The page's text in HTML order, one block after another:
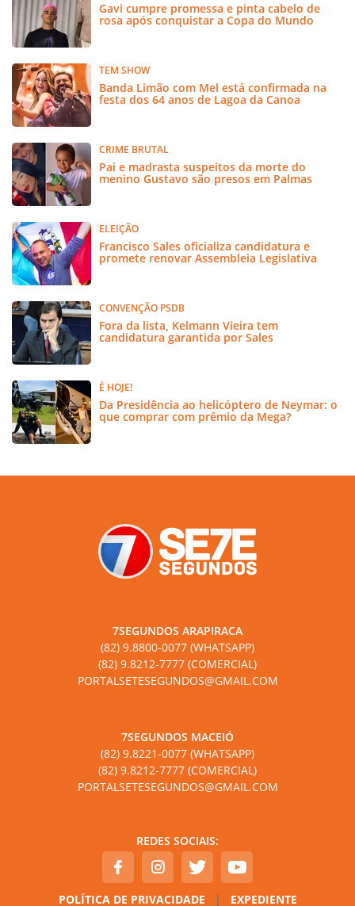
Gavi cumpre promessa e pinta cabelo de
rosa após conquistar a Copa do Mundo
TEM SHOW
Banda Limão com Mel está confirmada na
festa dos 64 anos de Lagoa da Canoa
CRIME BRUTAL
Pai e madrasta suspeitos da morte do
menino Gustavo são presos em Palmas
ELEIÇÃO
Francisco Sales oficializa candidatura e
promete renovar Assembleia Legislativa
CONVENÇÃO PSDB
Fora da lista, Kelmann Vieira tem
candidatura garantida por Sales
É HOJE!
Da Presidência ao helicóptero de Neymar: o
que comprar com prêmio da Mega?
7SEGUNDOS ARAPIRACA
(82) 9.8800-0077 (WHATSAPP)
(82) 9.8212-7777 (COMERCIAL)
PORTALSETESEGUNDOS@GMAIL.COM
7SEGUNDOS MACEIÓ
(82) 9.8221-0077 (WHATSAPP)
(82) 9.8212-7777 (COMERCIAL)
PORTALSETESEGUNDOS@GMAIL.COM
REDES SOCIAIS:
POLÍTICA DE PRIVACIDADE | EXPEDIENTE